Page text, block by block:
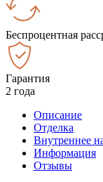
Беспроцентная
Гарантия
2 года
Описание
Отделка
Внутреннее
Информация
Отзывы